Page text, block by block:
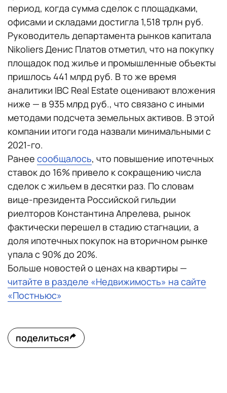
период, когда сумма сделок с площадками,
офисами и складами достигла 1,518 трлн руб.
Руководитель департамента рынков капитала
Nikoliers Денис Платов отметил, что на покупку
площадок под жилье и промышленные объекты
пришлось 441 млрд руб. В то же время
аналитики IBC Real Estate оценивают вложения
ниже — в 935 млрд руб., что связано с иными
методами подсчета земельных активов. В этой
компании итоги года назвали минимальными с
2021-го.
Ранее сообщалось, что повышение ипотечных
ставок до 16% привело к сокращению числа
сделок с жильем в десятки раз. По словам
вице-президента Российской гильдии
риелторов Константина Апрелева, рынок
фактически перешел в стадию стагнации, а
доля ипотечных покупок на вторичном рынке
упала с 90% до 20%.
Больше новостей о ценах на квартиры —
читайте в разделе «Недвижимость» на сайте
«Постньюс»
поделиться